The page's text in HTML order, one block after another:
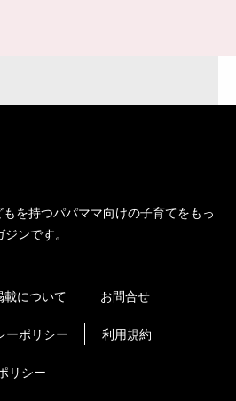
を持つパパママ向けの子育てをもっ
ンです。
載について お問合せ
ーポリシー 利用規約
リシー